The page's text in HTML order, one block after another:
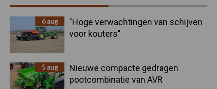
Sidebar
6 aug
"Hoge verwachtingen van schijven
voor kouters"
5 aug
Nieuwe compacte gedragen
pootcombinatie van AVR